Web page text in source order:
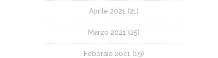
Aprile 2021 (21)
Marzo 2021 (25)
Febbraio 2021 (19)